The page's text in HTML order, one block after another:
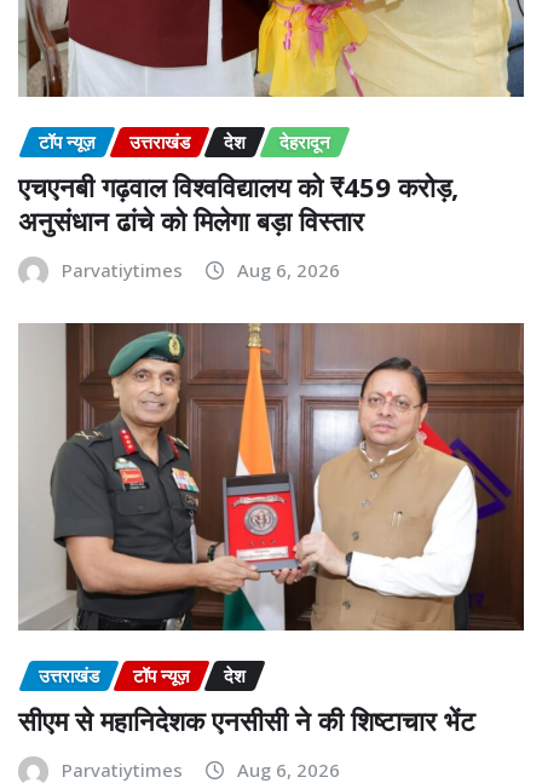
टॉप न्यूज़ उत्तराखंड देश देहरादून
एचएनबी गढ़वाल विश्वविद्यालय को ₹459 करोड़,
अनुसंधान ढांचे को मिलेगा बड़ा विस्तार
Parvatiytimes Aug 6, 2026
उत्तराखंड टॉप न्यूज़ देश
सीएम से महानिदेशक एनसीसी ने की शिष्टाचार भेंट
Parvatiytimes Aug 6, 2026